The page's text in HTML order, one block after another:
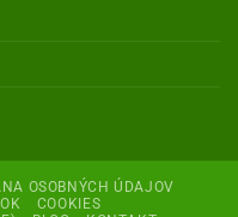
OSOBNÝCH ÚDAJOV
COOKIES